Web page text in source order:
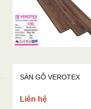
SÀN GỖ VEROTEX
Liên hệ